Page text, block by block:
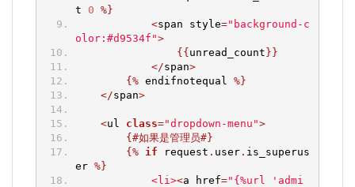
t 0 %}
<span style="background-c
olor:#d9534f">
{{unread_count}}
</span>
{% endifnotequal %}
</span>
<ul class="dropdown-menu">
{#如果是管理员#}
{%
if request . user. is_superus
er %}
<li><a href="{%url 'admi